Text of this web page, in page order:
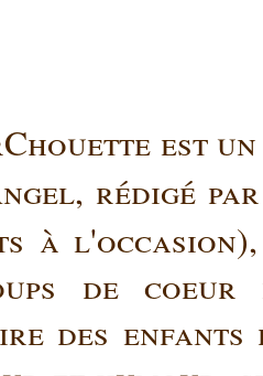
est
rédigé
à
de
des